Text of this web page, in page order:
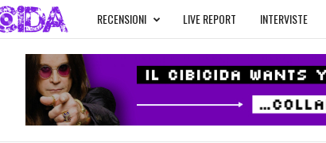
l
C
RECENSIONI LIVE REPORT INTERVISTE